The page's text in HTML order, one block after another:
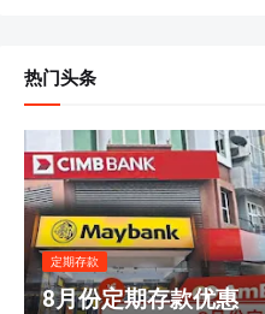
热门头条
定期存款
8月份定期存款优惠